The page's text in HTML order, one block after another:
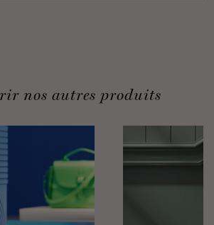
nos autres produits